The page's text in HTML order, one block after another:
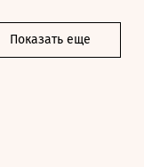
Показать еще